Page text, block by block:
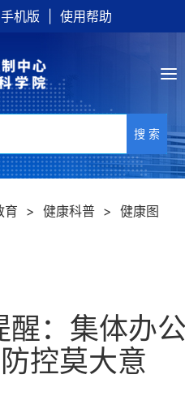
手机版 使用帮助
搜 索
育 > 健康科普 > 健康图
醒：集体办
控莫大意